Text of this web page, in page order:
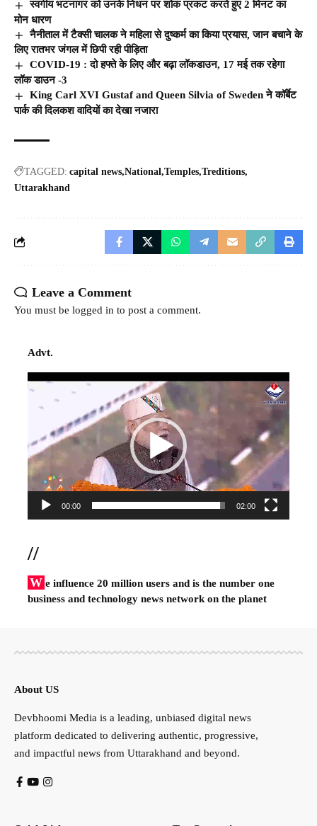
स्वर्गीय भटनागर को उनके निधन पर शोक प्रकट करते हुए 2 मिनट का
मोन धारण
नैनीताल में टैक्सी चालक ने महिला से दुष्कर्म का किया प्रयास, जान बचाने के
लिए रातभर जंगल में छिपी रही पीड़िता
COVID-19 : दो हफ्ते के लिए और बढ़ा लॉकडाउन, 17 मई तक रहेगा
लॉक डाउन -3
King Carl XVI Gustaf and Queen Silvia of Sweden ने कॉर्बेट
पार्क की दिलकश वादियों का देखा नजारा
TAGGED: capital news National Temples Treditions
Uttarakhand
Leave a Comment
You must be logged in to post a comment.
Advt.
Video
00:00 02:00
//
W e influence 20 million users and is the number one
business and technology news network on the planet
About US
Devbhoomi Media is a leading, unbiased digital news
platform dedicated to delivering authentic, progressive,
and impactful news from Uttarakhand and beyond.